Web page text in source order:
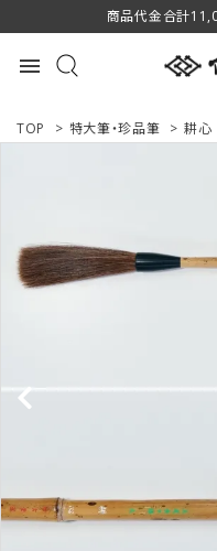
商品代金合計
menu
ようこそ ゲスト 様
用途で選ぶ
ご利用ガイド
TOP > 特大筆・珍品筆 > 耕心